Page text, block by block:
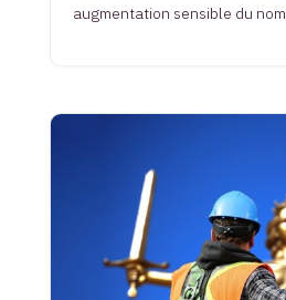
augmentation sensible du